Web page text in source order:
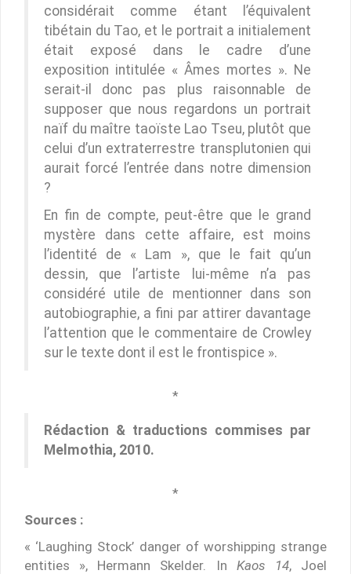
considérait comme étant l’équivalent
tibétain du Tao, et le portrait a initialement
était exposé dans le cadre d’une
exposition intitulée « Âmes mortes ». Ne
serait-il donc pas plus raisonnable de
supposer que nous regardons un portrait
naïf du maître taoïste Lao Tseu, plutôt que
celui d’un extraterrestre transplutonien qui
aurait forcé l’entrée dans notre dimension
?
En fin de compte, peut-être que le grand
mystère dans cette affaire, est moins
l’identité de « Lam », que le fait qu’un
dessin, que l’artiste lui-même n’a pas
considéré utile de mentionner dans son
autobiographie, a fini par attirer davantage
l’attention que le commentaire de Crowley
sur le texte dont il est le frontispice ».
*
Rédaction & traductions commises par
Melmothia, 2010.
*
Sources :
« ‘Laughing Stock’ danger of worshipping strange
entities », Hermann Skelder. In Kaos 14, Joel